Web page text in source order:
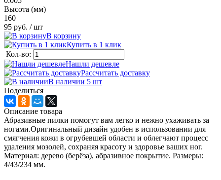
Высота (мм)
160
95 руб. / шт
В корзину
Купить в 1 клик
Кол-во:
Нашли дешевле
Рассчитать доставку
В наличии 5 шт
Поделиться
Описание товара
Абразивные пилки помогут вам легко и нежно ухаживать за
ногами.Оригинальный дизайн удобен в использовании для
смягчения кожи в огрубевшей области и облегчают процесс
удаления мозолей, сохраняя красоту и здоровье ваших ног.
Материал: дерево (берёза), абразивное покрытие. Размеры:
4/43/234 мм.